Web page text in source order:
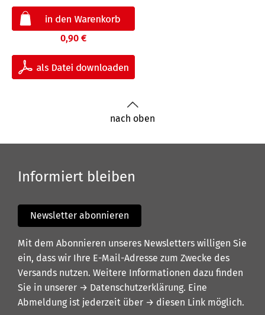
0,90 €
nach oben
Informiert bleiben
Newsletter abonnieren
Mit dem Abonnieren unseres Newsletters willigen Sie
ein, dass wir Ihre E-Mail-Adresse zum Zwecke des
Versands nutzen. Weitere Informationen dazu finden
Sie in unserer → Datenschutzerklärung. Eine
Abmeldung ist jederzeit über → diesen Link möglich.